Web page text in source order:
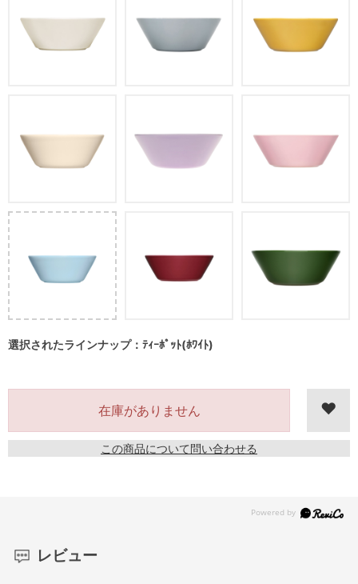
選択されたラインナップ：ﾃｨｰﾎﾟｯﾄ(ﾎﾜｲﾄ)
在庫がありません
この商品について問い合わせる
レビュー